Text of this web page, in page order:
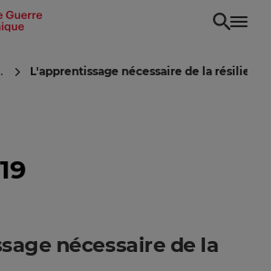
L'apprentissage nécessaire de la résilience
nécessaire de la